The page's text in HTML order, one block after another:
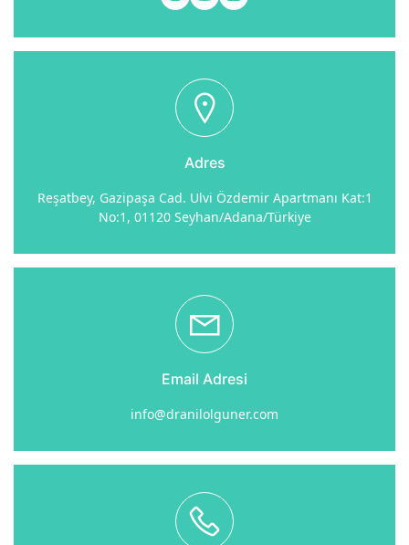
Adres
Reşatbey, Gazipaşa Cad. Ulvi Özdemir Apartmanı Kat:1
No:1, 01120 Seyhan/Adana/Türkiye
Email Adresi
info@dranilolguner.com